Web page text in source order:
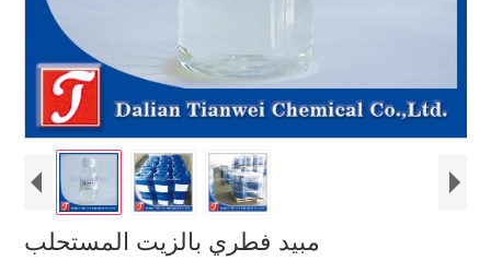
مبيد فطري بالزيت المستحلب